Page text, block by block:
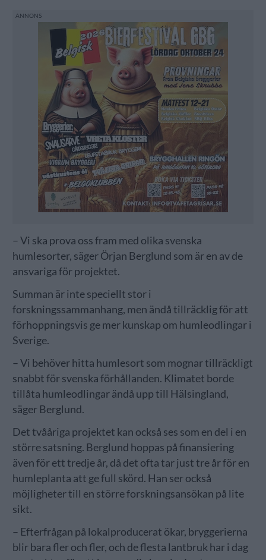
– Vi ska prova oss fram med olika svenska
humlesorter, säger Örjan Berglund som är en av de
ansvariga för projektet.
Summan är inte speciellt stor i
forskningssammanhang, men ändå tillräcklig för att
förhoppningsvis ge mer kunskap om humleodlingar i
Sverige.
– Vi behöver hitta humlesort som mognar tillräckligt
snabbt för svenska förhållanden. Klimatet borde
tillåta humleodlingar ändå upp till Hälsingland,
säger Berglund.
Det tvååriga projektet kan också ses som en del i en
större satsning. Berglund hoppas på finansiering
även för ett tredje år, då det ofta tar just tre år för en
humleplanta att ge full skörd. Han ser också
möjligheter till en större forskningsansökan på lite
sikt.
– Efterfrågan på lokalproducerat ökar, bryggerierna
blir bara fler och fler, och de flesta lantbruk har i dag